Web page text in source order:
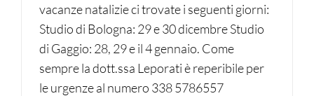
vacanze natalizie ci trovate i seguenti giorni:
Studio di Bologna: 29 e 30 dicembre Studio
di Gaggio: 28, 29 e il 4 gennaio. Come
sempre la dott.ssa Leporati è reperibile per
le urgenze al numero 338 5786557